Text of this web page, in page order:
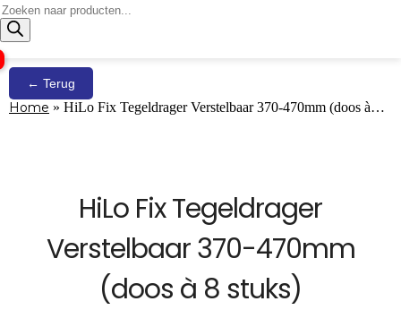
Producten
zoeken
← Terug
Home » HiLo Fix Tegeldrager Verstelbaar 370-470mm (doos à…
HiLo Fix Tegeldrager
Verstelbaar 370-470mm
(doos à 8 stuks)